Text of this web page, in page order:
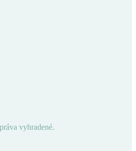
vyhradené.